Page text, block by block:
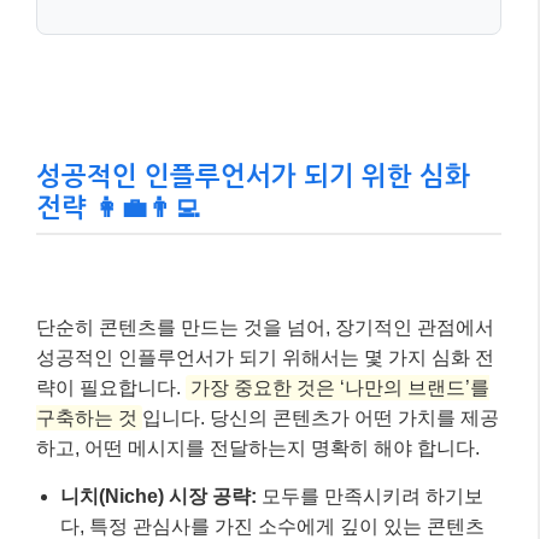
팬들과 진정한 관계를 맺으세요.
향력을 확장하는 것이 중요합니다.
하고 당신의 전략에 반영해야 합니다.
성공적인 인플루언서가 되기 위한 심화